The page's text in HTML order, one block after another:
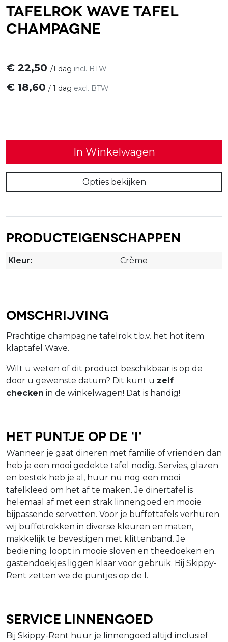
Tafelrok Wave tafel
champagne
€ 22,50 /1 dag incl. BTW
€ 18,60 / 1 dag excl. BTW
In Winkelwagen
Opties bekijken
Producteigenschappen
Kleur: Crème
Omschrijving
Prachtige champagne tafelrok t.b.v. het hot item
klaptafel Wave.
Wilt u weten of dit product beschikbaar is op de
door u gewenste datum? Dit kunt u zelf
checken in de winkelwagen! Dat is handig!
Het puntje op de 'i'
Wanneer je gaat dineren met familie of vrienden dan
heb je een mooi gedekte tafel nodig. Servies, glazen
en bestek heb je al, huur nu nog een mooi
tafelkleed om het af te maken. Je dinertafel is
helemaal af met een strak linnengoed en mooie
bijpassende servetten. Voor je buffettafels verhuren
wij buffetrokken in diverse kleuren en maten,
makkelijk te bevestigen met klittenband. Je
bediening loopt in mooie sloven en theedoeken en
gastendoekjes liggen klaar voor gebruik. Bij Skippy-
Rent zetten we de puntjes op de I.
Service linnengoed
Bij Skippy-Rent huur je linnengoed altijd inclusief